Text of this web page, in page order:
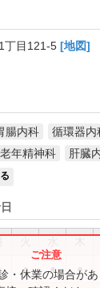
丁目121-5 [地図]
腸内科 循環器内
老年精神科 肝臓
● ● ●
・休業の場合が